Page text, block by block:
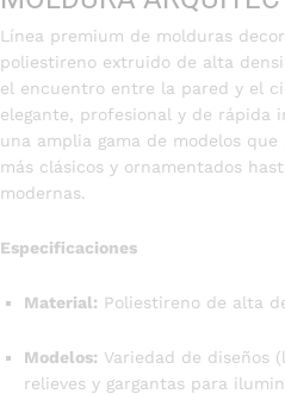
Línea premium de molduras
poliestireno extruido de alta
el encuentro entre la pared y el
elegante, profesional y de rápida
una amplia gama de modelos
más clásicos y ornamentados
modernas.
Especificaciones
Material: Poliestireno de alta
Modelos: Variedad de diseños
relieves y gargantas para